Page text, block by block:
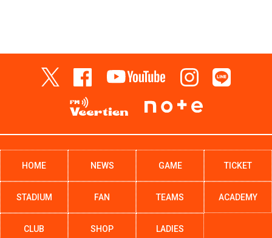
HOME NEWS GAME TICKET
STADIUM FAN TEAMS ACADEMY
CLUB SHOP LADIES